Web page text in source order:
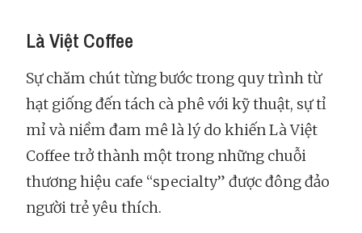
Là Việt Coffee
Sự chăm chút từng bước trong quy trình từ
hạt giống đến tách cà phê với kỹ thuật, sự tỉ
mỉ và niềm đam mê là lý do khiến Là Việt
Coffee trở thành một trong những chuỗi
thương hiệu cafe “specialty” được đông đảo
người trẻ yêu thích.